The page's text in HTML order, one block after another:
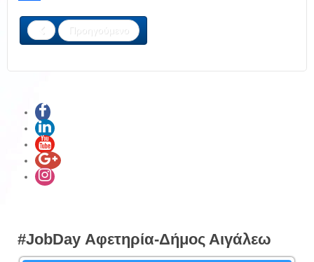
Προηγούμενο
#JobDay Αφετηρία-Δήμος Αιγάλεω